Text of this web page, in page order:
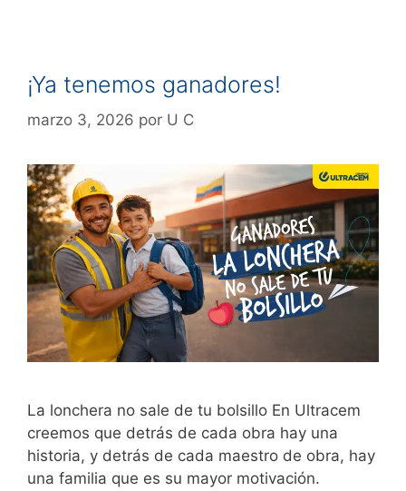
¡Ya tenemos ganadores!
marzo 3, 2026 por U C
La lonchera no sale de tu bolsillo En Ultracem
creemos que detrás de cada obra hay una
historia, y detrás de cada maestro de obra, hay
una familia que es su mayor motivación.